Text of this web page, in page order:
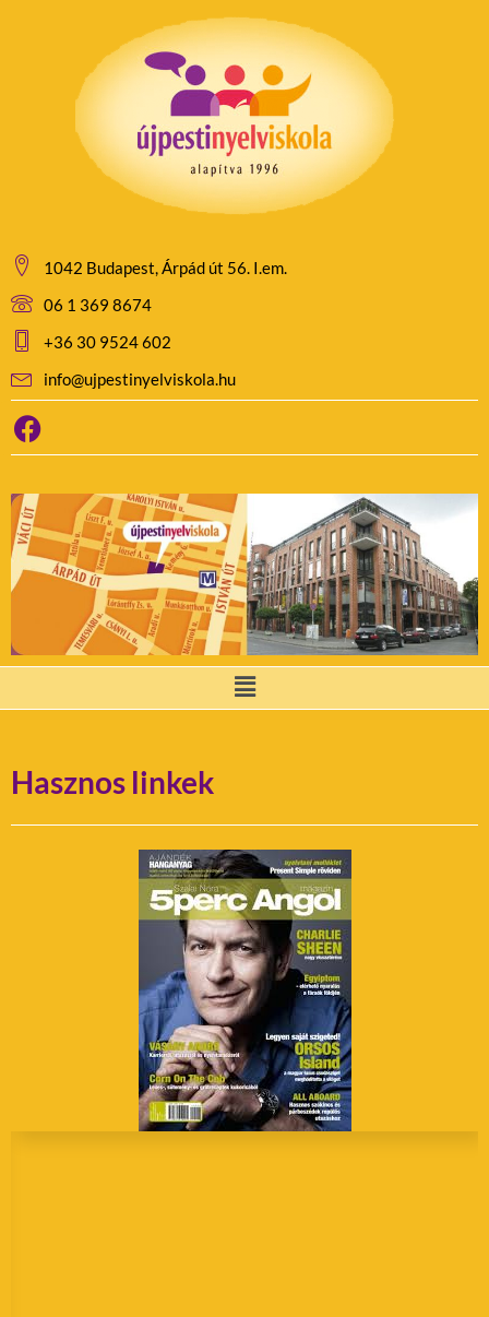
1042 Budapest, Árpád út 56. I.em.
06 1 369 8674
+36 30 9524 602
info@ujpestinyelviskola.hu
Hasznos linkek